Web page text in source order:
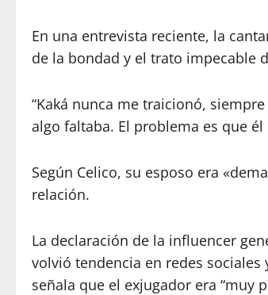
En una entrevista reciente, la
de la bondad y el trato impecable
“Kaká nunca me traicionó,
algo faltaba. El problema es que
Según Celico, su esposo era
relación.
La declaración de la influencer
volvió tendencia en redes
señala que el exjugador era “muy